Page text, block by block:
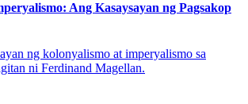
Ang Kasaysayan ng Pagsakop
ng kolonyalismo at imperyalismo sa
ni Ferdinand Magellan.